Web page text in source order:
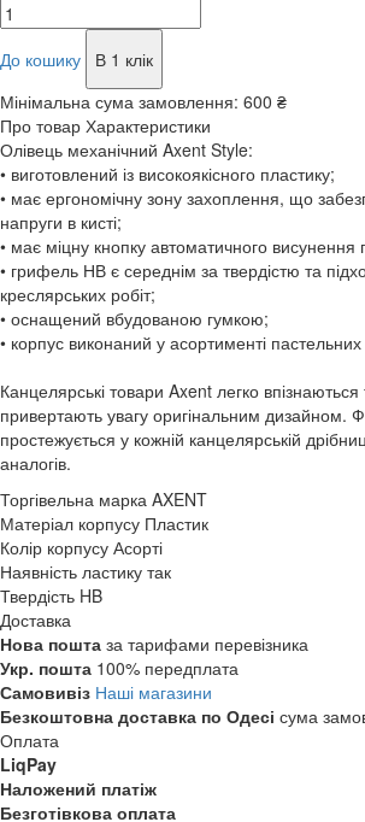
До кошику
В 1 клік
Мінімальна сума замовлення: 600 ₴
Про товар Характеристики
Олівець механічний Axent Style:
• виготовлений із високоякісного пластику;
• має ергономічну зону захоплення, що
напруги в кисті;
• має міцну кнопку автоматичного
• грифель НВ є середнім за твердістю та
креслярських робіт;
• оснащений вбудованою гумкою;
• корпус виконаний у асортименті пастельних
Канцелярські товари Axent легко
привертають увагу оригінальним дизайном.
простежується у кожній канцелярській
аналогів.
Торгівельна марка AXENT
Матеріал корпусу Пластик
Колір корпусу Асорті
Наявність ластику так
Твердість HB
Доставка
Нова пошта за тарифами перевізника
Укр. пошта 100% передплата
Самовивіз Наші магазини
Безкоштовна доставка по Одесі сума
Оплата
LiqPay
Наложений платіж
Безготівкова оплата